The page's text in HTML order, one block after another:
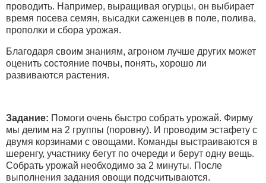
проводить. Например, выращивая огурцы, он выбирает
время посева семян, высадки саженцев в поле, полива,
прополки и сбора урожая.
Благодаря своим знаниям, агроном лучше других может
оценить состояние почвы, понять, хорошо ли
развиваются растения.
Задание: Помоги очень быстро собрать урожай. Фирму
мы делим на 2 группы (поровну). И проводим эстафету с
двумя корзинами с овощами. Команды выстраиваются в
шеренгу, участнику бегут по очереди и берут одну вещь.
Собрать урожай необходимо за 2 минуты. После
выполнения задания овощи подсчитываются.